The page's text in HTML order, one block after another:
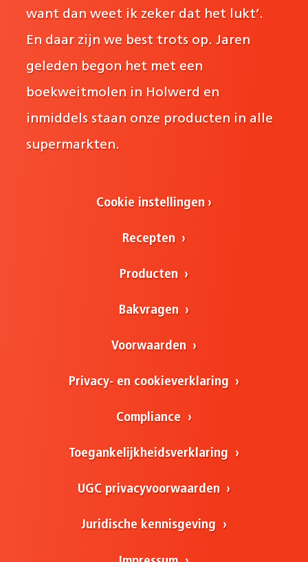
want dan weet ik zeker dat het lukt’.
En daar zijn we best trots op. Jaren
geleden begon het met een
boekweitmolen in Holwerd en
inmiddels staan onze producten in alle
supermarkten.
Cookie instellingen
Recepten
Producten
Bakvragen
Voorwaarden
Privacy- en cookieverklaring
Compliance
Toegankelijkheidsverklaring
UGC privacyvoorwaarden
Juridische kennisgeving